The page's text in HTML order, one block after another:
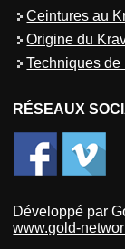
Ceintures au
Origine du
Techniques de
RÉSEAUX
Développé par
www.gold-